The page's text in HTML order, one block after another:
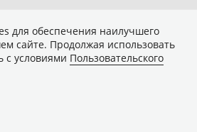
для обеспечения наилучшего
сайте. Продолжая использовать
с условиями Пользовательского